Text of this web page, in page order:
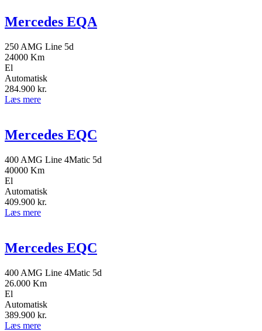
Mercedes EQA
250 AMG Line 5d
24000 Km
El
Automatisk
284.900 kr.
Læs mere
Mercedes EQC
400 AMG Line 4Matic 5d
40000 Km
El
Automatisk
409.900 kr.
Læs mere
Mercedes EQC
400 AMG Line 4Matic 5d
26.000 Km
El
Automatisk
389.900 kr.
Læs mere